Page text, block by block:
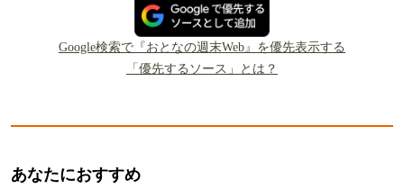
Google検索で『おとなの週末Web』を優先表示する
「優先するソース」とは？
あなたにおすすめ